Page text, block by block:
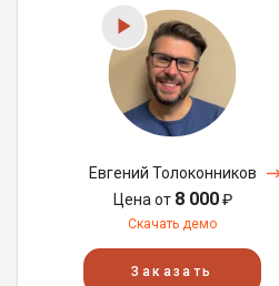
Евгений Толоконников
Цена от 8 000₽
Скачать демо
Заказать